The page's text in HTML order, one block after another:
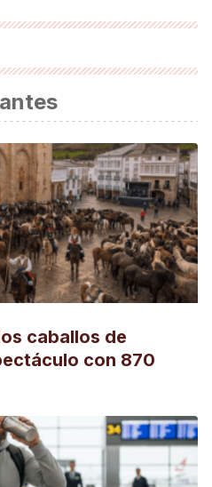
2020 de:
caballos de
con 870